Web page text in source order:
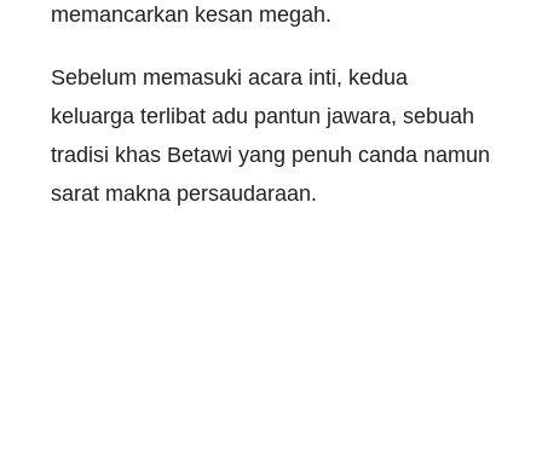
memancarkan kesan megah.
Sebelum memasuki acara inti, kedua
keluarga terlibat adu pantun jawara, sebuah
tradisi khas Betawi yang penuh canda namun
sarat makna persaudaraan.